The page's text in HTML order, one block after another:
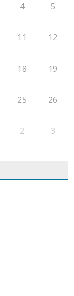
4 5
11 12
18 19
25 26
2 3